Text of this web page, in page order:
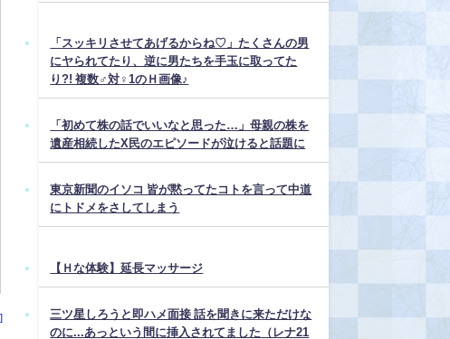
「スッキリさせてあげるからね♡」たくさんの男
にヤられてたり、逆に男たちを手玉に取ってた
り?! 複数♂対♀1のＨ画像♪
「初めて株の話でいいなと思った…」母親の株を
遺産相続したX民のエピソードが泣けると話題に
東京新聞のイソコ 皆が黙ってたコトを言って中道
にトドメをさしてしまう
【Ｈな体験】延長マッサージ
三ツ星しろうと即ハメ面接 話を聞きに来ただけな
のに...あっという間に挿入されてました（レナ21